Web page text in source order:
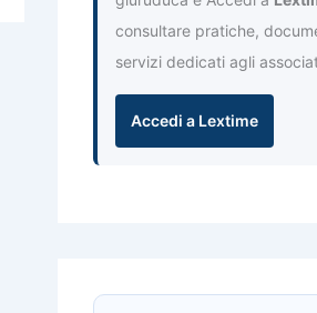
consultare pratiche,
servizi dedicati agli
Accedi a Lextime